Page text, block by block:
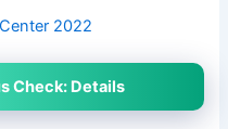
2022
Check: Details